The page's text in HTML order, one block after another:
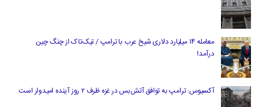
معامله ۱۴ میلیارد دلاری شیخ عرب با ترامپ / تیک‌تاک از چنگ چین
درآمد!
آکسیوس: ترامپ به توافق آتش‌بس در غزه ظرف ۲ روز آینده امیدوار است